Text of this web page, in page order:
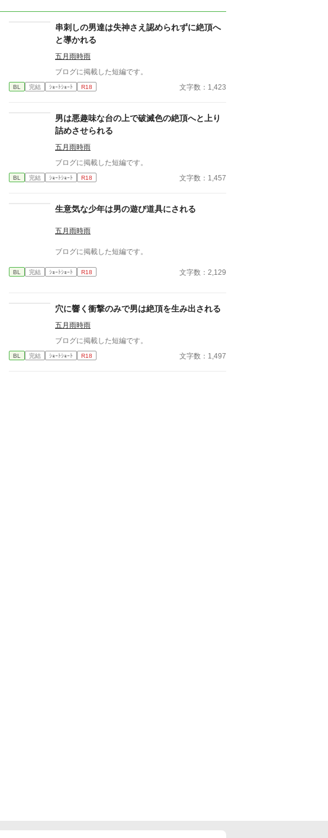
串刺しの男達は失神さえ認められずに絶頂へ
と導かれる
五月雨時雨
ブログに掲載した短編です。
BL 完結 ｼｮｰﾄｼｮｰﾄ R18 文字数：1,423
男は悪趣味な台の上で破滅色の絶頂へと上り
詰めさせられる
五月雨時雨
ブログに掲載した短編です。
BL 完結 ｼｮｰﾄｼｮｰﾄ R18 文字数：1,457
生意気な少年は男の遊び道具にされる
五月雨時雨
ブログに掲載した短編です。
BL 完結 ｼｮｰﾄｼｮｰﾄ R18 文字数：2,129
穴に響く衝撃のみで男は絶頂を生み出される
五月雨時雨
ブログに掲載した短編です。
BL 完結 ｼｮｰﾄｼｮｰﾄ R18 文字数：1,497